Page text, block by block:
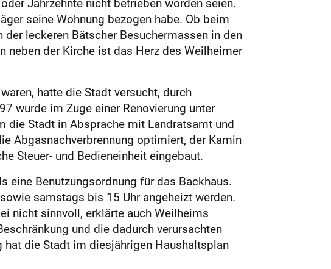
seine Wohnung bezogen habe. Ob beim
leckeren Bätscher Besuchermassen in den
der Kirche ist das Herz des Weilheimer
hatte die Stadt versucht, durch
wurde im Zuge einer Renovierung unter
die Stadt in Absprache mit Landratsamt und
Abgasnachverbrennung optimiert, der Kamin
Steuer- und Bedieneinheit eingebaut.
eine Benutzungsordnung für das Backhaus.
samstags bis 15 Uhr angeheizt werden.
nicht sinnvoll, erklärte auch Weilheims
und die dadurch verursachten
hat die Stadt im diesjährigen Haushaltsplan